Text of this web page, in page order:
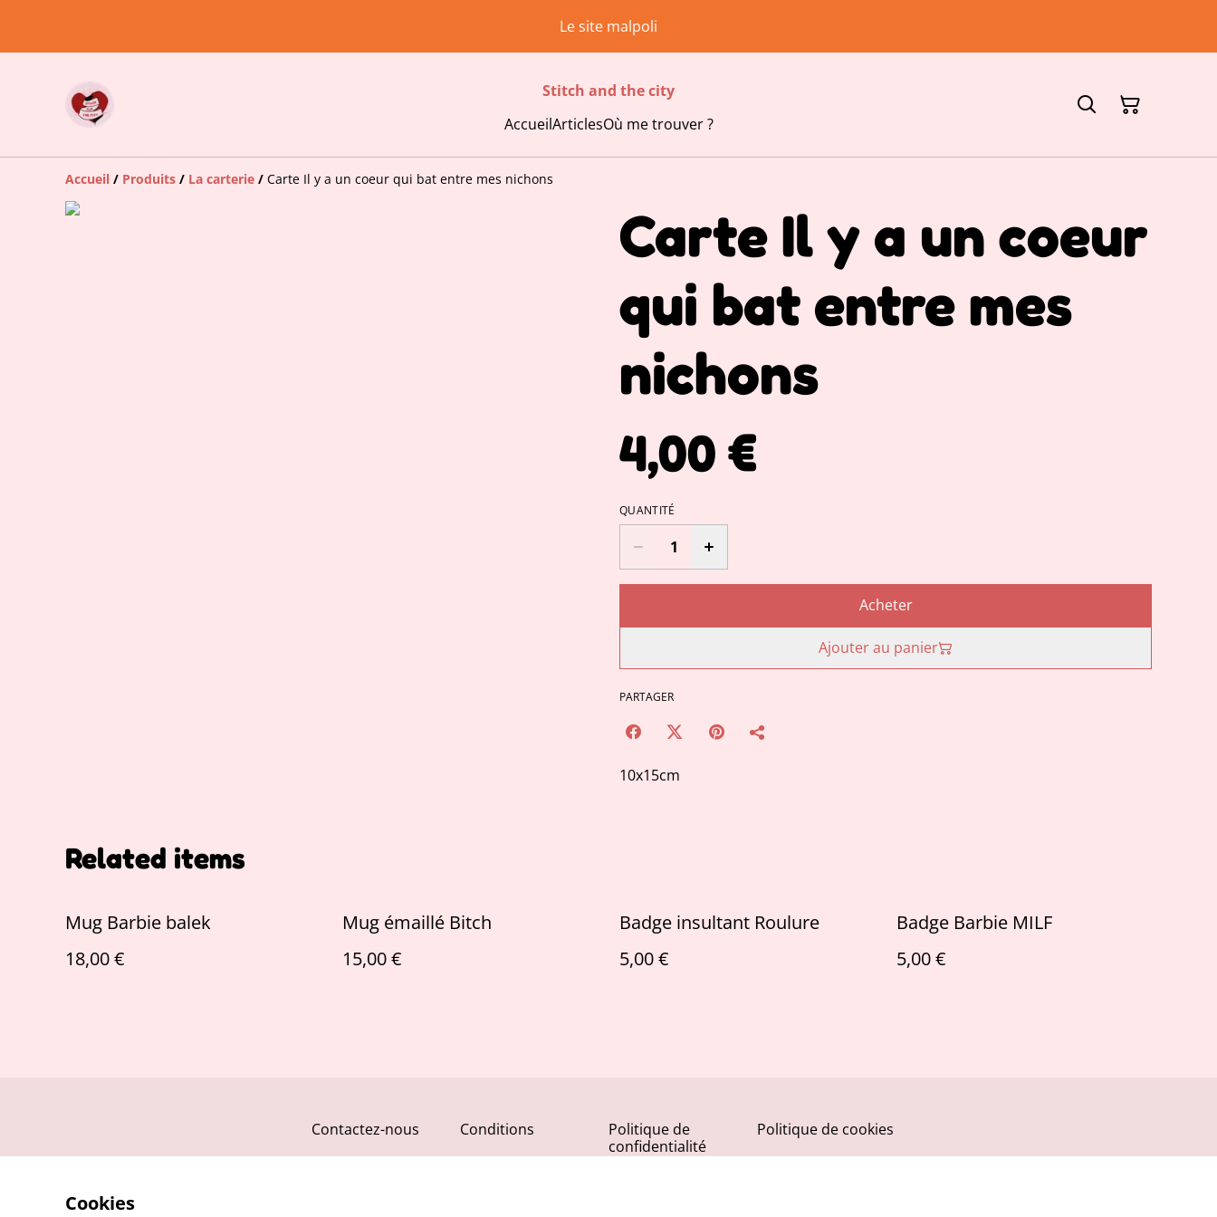
Le site malpoli
Stitch and the city
AccueilArticlesOù me trouver ?
Accueil / Produits / La carterie / Carte Il y a un coeur qui bat entre mes nichons
Carte Il y a un coeur
qui bat entre mes
nichons
4,00 €
QUANTITÉ
Acheter
Ajouter au panier
PARTAGER
10x15cm
Related items
Mug Barbie balek
18,00 €
Mug émaillé Bitch
15,00 €
Badge insultant Roulure
5,00 €
Badge Barbie MILF
5,00 €
Contactez-nous Conditions
Politique de
confidentialité
Politique de cookies
Cookies